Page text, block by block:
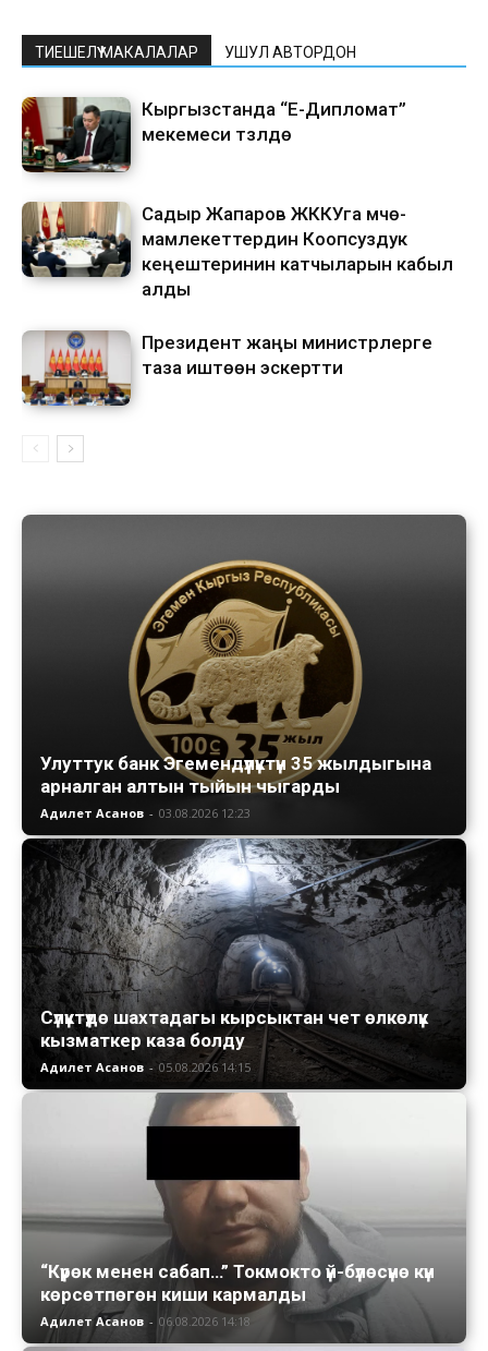
ТИЕШЕЛҮҮ МАКАЛАЛАР УШУЛ АВТОРДОН
Кыргызстанда “Е-Дипломат”
мекемеси түзүлүүдө
Садыр Жапаров ЖККУга мүчө-
мамлекеттердин Коопсуздук
кеңештеринин катчыларын кабыл
алды
Президент жаңы министрлерге
таза иштөөнү эскертти
Улуттук банк Эгемендүүлүктүн 35 жылдыгына
арналган алтын тыйын чыгарды
Адилет Асанов - 03.08.2026 12:23
Сүлүктүдө шахтадагы кырсыктан чет өлкөлүк
кызматкер каза болду
Адилет Асанов - 05.08.2026 14:15
“Күрөк менен сабап…” Токмокто үй-бүлөсүнө күн
көрсөтпөгөн киши кармалды
Адилет Асанов - 06.08.2026 14:18